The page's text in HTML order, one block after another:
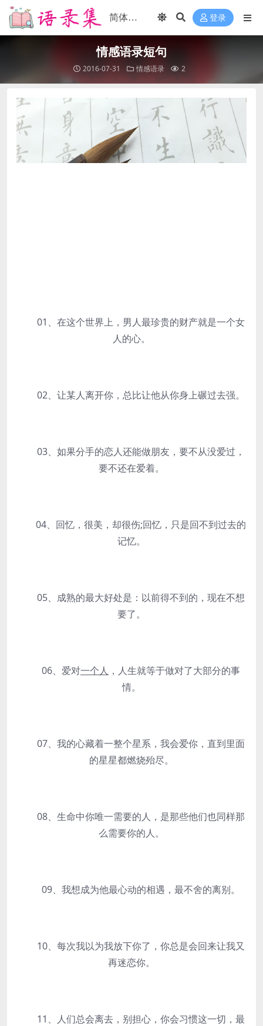
登录
情感语录短句
2016-07-31 情感语录 2
01、在这个世界上，男人最珍贵的财产就是一个女
人的心。
02、让某人离开你，总比让他从你身上碾过去强。
03、如果分手的恋人还能做朋友，要不从没爱过，
要不还在爱着。
04、回忆，很美，却很伤;回忆，只是回不到过去的
记忆。
05、成熟的最大好处是：以前得不到的，现在不想
要了。
06、爱对一个人 ，人生就等于做对了大部分的事
情。
07、我的心藏着一整个星系，我会爱你，直到里面
的星星都燃烧殆尽。
08、生命中你唯一需要的人，是那些他们也同样那
么需要你的人。
09、我想成为他最心动的相遇，最不舍的离别。
10、每次我以为我放下你了，你总是会回来让我又
再迷恋你。
11、人们总会离去，别担心，你会习惯这一切，最